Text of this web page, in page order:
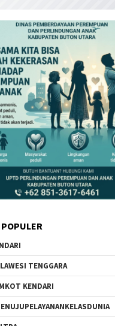
TENGGARA
KENDARI